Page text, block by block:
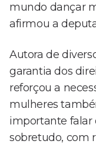
mundo dançar
afirmou a
Autora de
garantia dos
reforçou a
mulheres
importante falar
sobretudo, com